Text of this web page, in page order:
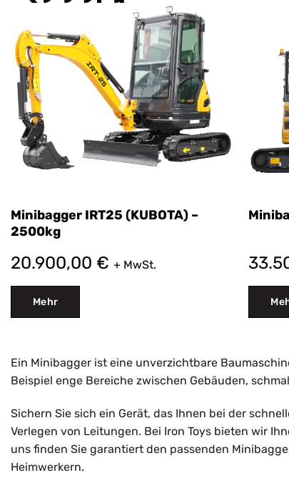
Minibagger IRT25 (KUBOTA) –
2500kg
20.900,00 € + MwSt.
Mehr
Ein Minibagger ist eine unverzichtbare
Beispiel enge Bereiche zwischen Gebäuden,
Sichern Sie sich ein Gerät, das Ihnen bei der
Verlegen von Leitungen. Bei Iron Toys bieten wir
uns finden Sie garantiert den passenden
Heimwerkern.